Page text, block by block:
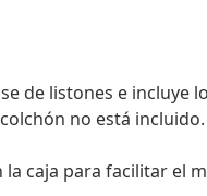
de listones e incluye
no está
caja para facilitar el